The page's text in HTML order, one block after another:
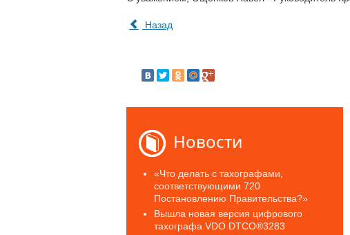
Назад
Новости
«Что делать с тахографами,
соответствующими 720
Постановлению Правительства?»
Вышла новая версия цифрового
тахографа VDO DTCO®3283